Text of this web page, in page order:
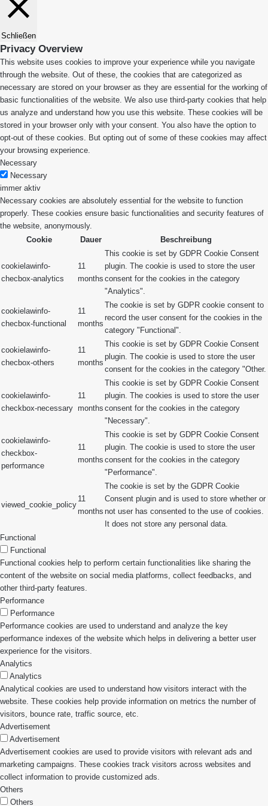
Schließen
Privacy Overview
This website uses cookies to improve your experience while you navigate
through the website. Out of these, the cookies that are categorized as
necessary are stored on your browser as they are essential for the working of
basic functionalities of the website. We also use third-party cookies that help
us analyze and understand how you use this website. These cookies will be
stored in your browser only with your consent. You also have the option to
opt-out of these cookies. But opting out of some of these cookies may affect
your browsing experience.
Necessary
Necessary
immer aktiv
Necessary cookies are absolutely essential for the website to function
properly. These cookies ensure basic functionalities and security features of
the website, anonymously.
Cookie
Dauer Beschreibung
cookielawinfo-
checbox-analytics
11
months
This cookie is set by GDPR Cookie Consent
plugin. The cookie is used to store the user
consent for the cookies in the category
"Analytics".
cookielawinfo-
checbox-functional
11
months
The cookie is set by GDPR cookie consent to
record the user consent for the cookies in the
category "Functional".
cookielawinfo-
checbox-others
11
months
This cookie is set by GDPR Cookie Consent
plugin. The cookie is used to store the user
consent for the cookies in the category "Other.
cookielawinfo-
checkbox-necessary
11
months
This cookie is set by GDPR Cookie Consent
plugin. The cookies is used to store the user
consent for the cookies in the category
"Necessary".
cookielawinfo-
checkbox-
performance
11
months
This cookie is set by GDPR Cookie Consent
plugin. The cookie is used to store the user
consent for the cookies in the category
"Performance".
viewed_cookie_policy
11
months
The cookie is set by the GDPR Cookie
Consent plugin and is used to store whether or
not user has consented to the use of cookies.
It does not store any personal data.
Functional
Functional
Functional cookies help to perform certain functionalities like sharing the
content of the website on social media platforms, collect feedbacks, and
other third-party features.
Performance
Performance
Performance cookies are used to understand and analyze the key
performance indexes of the website which helps in delivering a better user
experience for the visitors.
Analytics
Analytics
Analytical cookies are used to understand how visitors interact with the
website. These cookies help provide information on metrics the number of
visitors, bounce rate, traffic source, etc.
Advertisement
Advertisement
Advertisement cookies are used to provide visitors with relevant ads and
marketing campaigns. These cookies track visitors across websites and
collect information to provide customized ads.
Others
Others